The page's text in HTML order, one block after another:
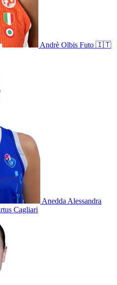
Andrè Olbis Futo 🇮🇹
AneddaAlessandra
Cagliari